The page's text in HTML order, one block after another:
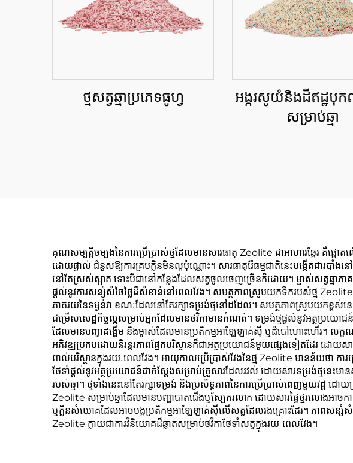
ថ្មសត្វឆ្មាប្រភេទធូហ្វូ
អង្ករសូយំនិងដីឥដ្ឋបុក
សម្រាប់ឆ្មា
គុណសម្បត្តិចម្បងនៃការប្រើប្រាស់ថ្មដែលមានសារធាតុ Zeolite ជា​អាហារឆ្កែរ គឺផ្
ដោយ​ផ្ទាល់ ជំនួស​ឱ្យ​ការគ្រប​ក្លិន​មិន​ល្អ​ប៉ុណ្ណោះ។ សារធាតុរ៉ែធម្មជាតិនេះ​បង្កើត​ជា​
នៅ​តែ​ស្រស់​ស្អាត ទោះ​បី​ជា​នៅ​កន្លែង​ដែល​សត្វ​ចូល​ចេញ​ច្រើន​ក៏​ដោយ។ ម្ចាស់​សត្វ​ឆ្មា​ភា
ផ្តល់​នូវ​ការ​សន្សំ​សំចៃ​ថ្លៃ​ដ៏​សំខាន់​នៅ​ពេល​វែង។ សមត្ថភាព​ស្រូប​យក​ទឹក​របស់​ថ្ម
ភាគរយ​នៃ​ទម្ងន់​វា ខណៈ​ដែល​នៅ​តែ​រក្សាទម្រង់​ថ្ម​នៅ​ដដែល។ សមត្ថភាព​ស្រូប​យក​ខ្ពស់​ន
ជម្រើស​សេដ្ឋកិច្ច​ល្អ​សម្រាប់​អ្នក​ដែល​មាន​ថវិកា​មានកំណត់។ ទម្រង់​ថ្ម​ផ្តល់​នូវ​អត្ថប្រយោជន៍​
ដែល​មាន​បញ្ហា​ដង្ហើម និង​ម្ចាស់​ដែល​មាន​ប្រតិកម្ម​អាឡែឡាគ់ស៊ី ឬ​ដំបៅ​ហោះហើរ។ លក្ខ
អភិវឌ្ឍ​ប្រកប​ដោយ​និរន្តរភាព​ផ្នែក​បរិស្ថាន​ក៏​ជា​អត្ថប្រយោជន៍​មួយ​ផ្សេង​ទៀត​ដែរ ដោ
ពាល់​បរិស្ថាន​ក្នុង​រយៈ​ពេល​វែង។ អាយុ​កាល​ប្រើ​ប្រាស់​វែង​នៃ​ថ្ម Zeolite មាន​ន័យ​ថា ក
ថែទាំ​ផ្តល់​នូវ​អត្ថប្រយោជន៍​ជាក់ស្តែង​សម្រាប់​គ្រួសារ​ដែល​រវល់ ដោយ​សារ​ទម្រង់​ថ្ម​នេះ​ម
របស់​ឆ្មា។ ថ្ម​ទាំង​នេះ​នៅ​តែ​រក្សា​ទម្រង់ និង​ប្រសិទ្ធភាព​នៃ​ការ​ប្រើ​ប្រាស់​ពេញ​មួយ​វដ្ត ដ
Zeolite សម្រាប់​ឆ្មា​ដែល​មាន​បញ្ហា​បាត​ជើង​ឬ​ស្បែក​រលាក ដោយ​សារ​ផ្ទៃ​ថ្ម​រលោង​អាច​
ឬ​ក្លិន​សំយោគ​ដែល​អាច​បង្ក​ប្រតិកម្ម​អាឡែឡាគ់ស៊ី​លើ​សត្វ​ដែល​រង​គ្រោះ​ដែរ។ ភាព​សន្សំ​សំច
Zeolite ក្លាយ​ជា​ការវិនិយោគ​ដ៏​ឆ្លាត​សម្រាប់​ថវិកា​ថែទាំ​សត្វ​ក្នុង​រយៈ​ពេល​វែង។